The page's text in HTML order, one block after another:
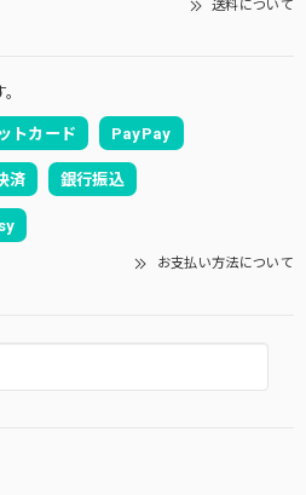
送料について
トカード PayPay
済 銀行振込
お支払い方法について